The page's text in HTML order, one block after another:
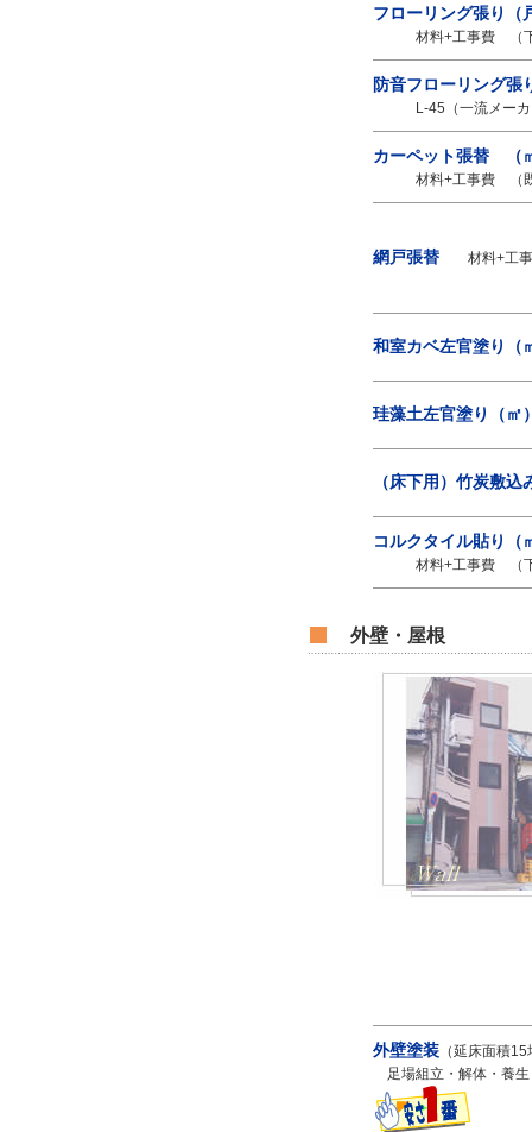
フローリング張り（
材料+工事費 （下
防音フローリング張
L-45（一流メーカ
カーペット張替 （
材料+工事費 （既存
網戸張替 材料+工
和室カベ左官塗り（
珪藻土左官塗り（㎡
（床下用）竹炭敷込
コルクタイル貼り（
材料+工事費 （下
外壁・屋根
外壁塗装 （延床面積
足場組立・解体・養生